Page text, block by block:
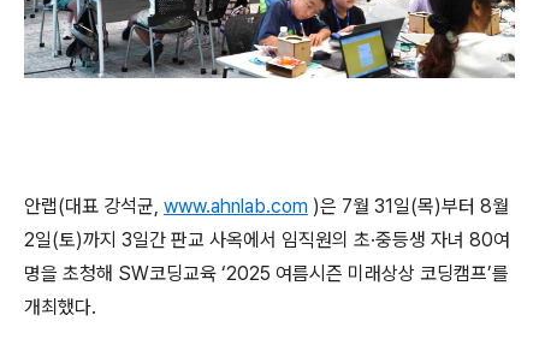
안랩(대표 강석균, www.ahnlab.com )은 7월 31일(목)부터 8월
2일(토)까지 3일간 판교 사옥에서 임직원의 초·중등생 자녀 80여
명을 초청해 SW코딩교육 ‘2025 여름시즌 미래상상 코딩캠프’를
개최했다.